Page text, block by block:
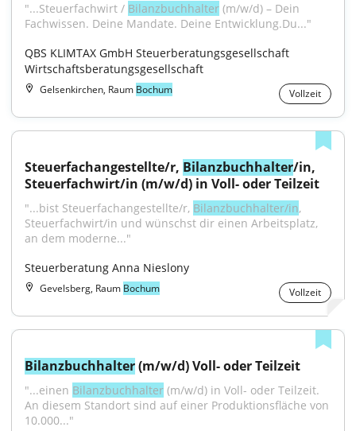
"...Steuerfachwirt / Bilanzbuchhalter (m/w/d) – Dein
Fachwissen. Deine Mandate. Deine Entwicklung.Du..."
QBS KLIMTAX GmbH Steuerberatungsgesellschaft
Wirtschaftsberatungsgesellschaft
Gelsenkirchen, Raum Bochum Vollzeit
Steuerfachangestellte/r, Bilanzbuchhalter/in,
Steuerfachwirt/in (m/w/d) in Voll- oder Teilzeit
"...bist Steuerfachangestellte/r, Bilanzbuchhalter/in,
Steuerfachwirt/in und wünschst dir einen Arbeitsplatz,
an dem moderne..."
Steuerberatung Anna Nieslony
Gevelsberg, Raum Bochum Vollzeit
Bilanzbuchhalter (m/w/d) Voll- oder Teilzeit
"...einen Bilanzbuchhalter (m/w/d) in Voll- oder Teilzeit.
An diesem Standort sind auf einer Produktionsfläche von
10.000..."